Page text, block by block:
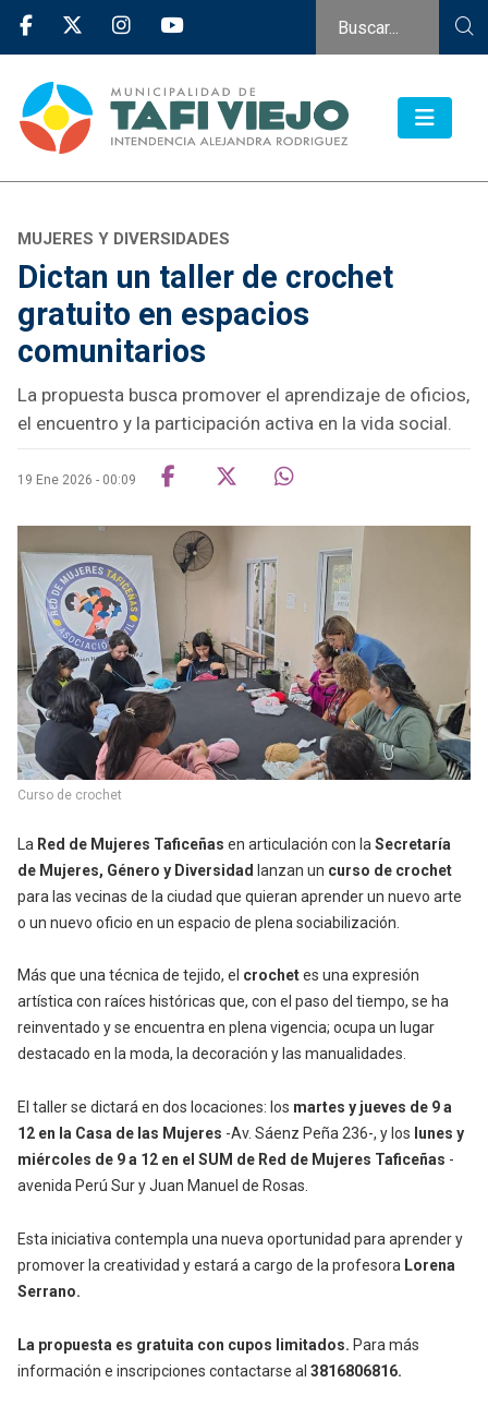
MUJERES Y DIVERSIDADES
Dictan un taller de crochet
gratuito en espacios
comunitarios
La propuesta busca promover el aprendizaje de oficios,
el encuentro y la participación activa en la vida social.
19 Ene 2026 - 00:09
Curso de crochet
La Red de Mujeres Taficeñas en articulación con laSecretaría
de Mujeres, Género y Diversidad lanzan un curso de crochet
para las vecinas de la ciudad que quieran aprender un nuevo arte
o un nuevo oficio en un espacio de plena sociabilización.
Más que una técnica de tejido, el crochetes una expresión
artística con raíces históricas que, con el paso del tiempo, se ha
reinventado y se encuentra en plena vigencia; ocupa un lugar
destacado en la moda, la decoración y las manualidades.
El taller se dictará en dos locaciones: los martes y jueves de 9 a
12 en la Casa de las Mujeres -Av. Sáenz Peña 236-, y los lunes y
miércoles de 9 a 12 en el SUM de Red de Mujeres Taficeñas -
avenida Perú Sur y Juan Manuel de Rosas.
Esta iniciativa contempla una nueva oportunidad para aprender y
promover la creatividad y estará a cargo de la profesora Lorena
Serrano.
La propuesta es gratuita con cupos limitados. Para más
información e inscripciones contactarse al 3816806816.